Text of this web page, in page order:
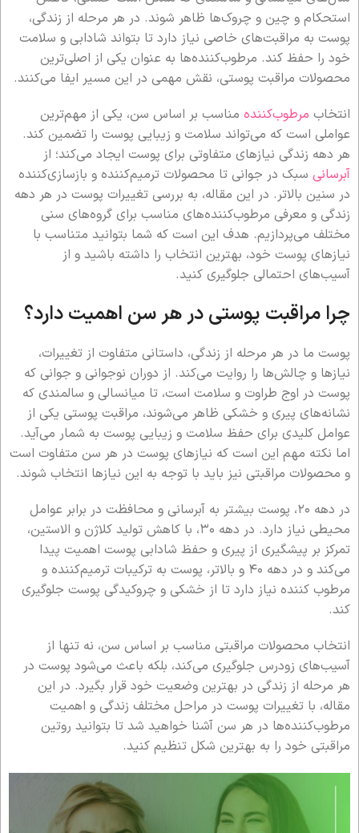
استحکام و چین و چروک‌ها ظاهر شوند. در هر مرحله از زندگی،
پوست به مراقبت‌های خاصی نیاز دارد تا بتواند شادابی و سلامت
خود را حفظ کند. مرطوب‌کننده‌ها به عنوان یکی از اصلی‌ترین
محصولات مراقبت پوستی، نقش مهمی در این مسیر ایفا می‌کنند.
انتخاب مرطوب‌کننده مناسب بر اساس سن، یکی از مهم‌ترین
عواملی است که می‌تواند سلامت و زیبایی پوست را تضمین کند.
هر دهه زندگی نیازهای متفاوتی برای پوست ایجاد می‌کند؛ از
آبرسانی سبک در جوانی تا محصولات ترمیم‌کننده و بازسازی‌کننده
در سنین بالاتر. در این مقاله، به بررسی تغییرات پوست در هر دهه
زندگی و معرفی مرطوب‌کننده‌های مناسب برای گروه‌های سنی
مختلف می‌پردازیم. هدف این است که شما بتوانید متناسب با
نیازهای پوست خود، بهترین انتخاب را داشته باشید و از
آسیب‌های احتمالی جلوگیری کنید.
چرا مراقبت پوستی در هر سن اهمیت دارد؟
پوست ما در هر مرحله از زندگی، داستانی متفاوت از تغییرات،
نیازها و چالش‌ها را روایت می‌کند. از دوران نوجوانی و جوانی که
پوست در اوج طراوت و سلامت است، تا میانسالی و سالمندی که
نشانه‌های پیری و خشکی ظاهر می‌شوند، مراقبت پوستی یکی از
عوامل کلیدی برای حفظ سلامت و زیبایی پوست به شمار می‌آید.
اما نکته مهم این است که نیازهای پوست در هر سن متفاوت است
و محصولات مراقبتی نیز باید با توجه به این نیازها انتخاب شوند.
در دهه ۲۰، پوست بیشتر به آبرسانی و محافظت در برابر عوامل
محیطی نیاز دارد. در دهه ۳۰، با کاهش تولید کلاژن و الاستین،
تمرکز بر پیشگیری از پیری و حفظ شادابی پوست اهمیت پیدا
می‌کند و در دهه ۴۰ و بالاتر، پوست به ترکیبات ترمیم‌کننده و
مرطوب کننده نیاز دارد تا از خشکی و چروکیدگی پوست جلوگیری
کند.
انتخاب محصولات مراقبتی مناسب بر اساس سن، نه تنها از
آسیب‌های زودرس جلوگیری می‌کند، بلکه باعث می‌شود پوست در
هر مرحله از زندگی در بهترین وضعیت خود قرار بگیرد. در این
مقاله، با تغییرات پوست در مراحل مختلف زندگی و اهمیت
مرطوب‌کننده‌ها در هر سن آشنا خواهید شد تا بتوانید روتین
مراقبتی خود را به بهترین شکل تنظیم کنید.